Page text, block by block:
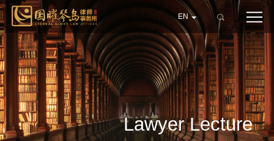
EN
Lawyer Lecture